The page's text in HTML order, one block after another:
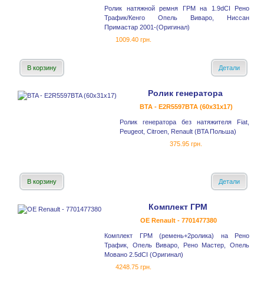
Ролик натяжной ремня ГРМ на 1.9dCI Рено
Трафик/Кенго Опель Виваро, Ниссан
Примастар 2001-(Оригинал)
1009.40 грн.
В корзину Детали
Ролик генератора
BTA - E2R5597BTA (60x31x17)
Ролик генератора без натяжителя Fiat,
Peugeot, Citroen, Renault (BTA Польша)
375.95 грн.
В корзину Детали
Комплект ГРМ
OE Renault - 7701477380
Комплект ГРМ (ремень+2ролика) на Рено
Трафик, Опель Виваро, Рено Мастер, Опель
Мовано 2.5dCI (Оригинал)
4248.75 грн.